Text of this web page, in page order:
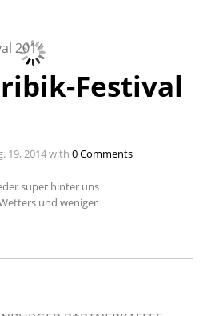
Festival
19, 2014 with0 Comments
super hinter uns
und weniger